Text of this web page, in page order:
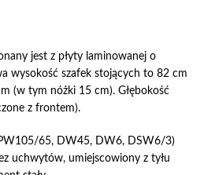
jest z płyty laminowanej o
wysokość szafek stojących to 82 cm
(w tym nóżki 15 cm). Głębokość
z frontem).
65, DW45, DW6, DSW6/3)
uchwytów, umiejscowiony z tyłu